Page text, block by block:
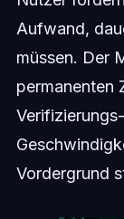
Aufwand,
müssen. Der
permanenten
Vordergrund